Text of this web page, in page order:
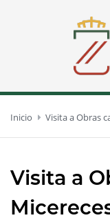
Inicio Visita a Obras
Visita a